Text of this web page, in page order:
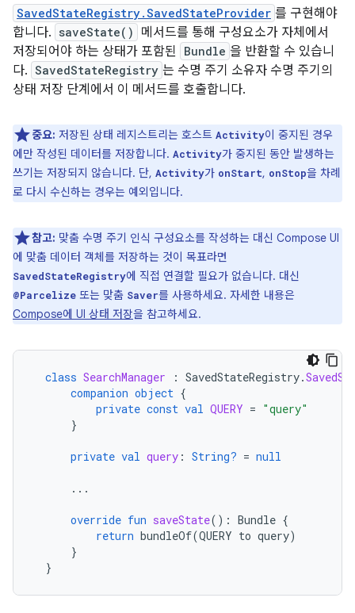
SavedStateRegistry.SavedStateProvider 를 구현해야
합니다. saveState()
메서드를 통해 구성요소가 자체에서
저장되어야 하는 상태가 포함된 Bundle 을 반환할 수 있습니
다. SavedStateRegistry 는 수명 주기 소유자 수명 주기의
상태 저장 단계에서 이 메서드를 호출합니다.
중요: 저장된 상태 레지스트리는 호스트 Activity이 중지된 경우
에만 작성된 데이터를 저장합니다. Activity가 중지된 동안 발생하는
쓰기는 저장되지 않습니다. 단, Activity가 onStart, onStop을 차례
로 다시 수신하는 경우는 예외입니다.
참고: 맞춤 수명 주기 인식 구성요소를 작성하는 대신 Compose UI
에 맞춤 데이터 객체를 저장하는 것이 목표라면
SavedStateRegistry에 직접 연결할 필요가 없습니다. 대신
@Parcelize 또는 맞춤 Saver를 사용하세요. 자세한 내용은
Compose에 UI 상태 저장을 참고하세요.
class SearchManager : SavedStateRegistry.
companion object {
private const val QUERY = "query"
}
private val query : String? = null
...
override fun saveState(): Bundle {
return bundleOf(QUERY to query)
}
}